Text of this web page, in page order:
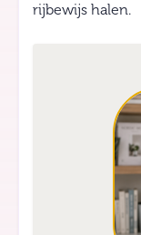
rijbewijs halen.